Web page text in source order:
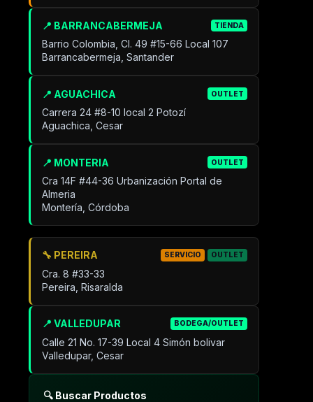
📍 BARRANCABERMEJA TIENDA
Barrio Colombia, Cl. 49 #15-66 Local 107
Barrancabermeja, Santander
📍 AGUACHICA OUTLET
Carrera 24 #8-10 local 2 Potozí
Aguachica, Cesar
📍 MONTERIA OUTLET
Cra 14F #44-36 Urbanización Portal de
Almeria
Montería, Córdoba
📍 VALLEDUPAR BODEGA/OUTLET
Calle 21 No. 17-39 Local 4 Simón bolivar
Valledupar, Cesar
🔧 PEREIRA SERVICIO OUTLET
Cra. 8 #33-33
Pereira, Risaralda
🔍 Buscar Productos